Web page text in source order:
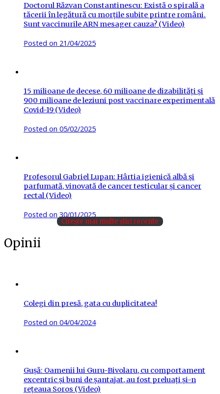
Doctorul Răzvan Constantinescu: Există o spirală a
tăcerii în legătură cu morțile subite printre români.
Sunt vaccinurile ARN mesager cauza? (Video)
Posted on 21/04/2025
15 milioane de decese, 60 milioane de dizabilități și
900 milioane de leziuni post vaccinare experimentală
Covid-19 (Video)
Posted on 05/02/2025
Profesorul Gabriel Lupan: Hârtia igienică albă și
parfumată, vinovată de cancer testicular și cancer
rectal (Video)
Posted on30/01/2025
Citește mai multe știri recente
Opinii
Colegi din presă, gata cu duplicitatea!
Posted on 04/04/2024
Gușă: Oamenii lui Guru-Bivolaru, cu comportament
excentric și buni de șantajat, au fost preluați și-n
rețeaua Soros (Video)